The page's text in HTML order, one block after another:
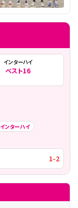
インターハイ
ベスト16
インターハイ
1-2